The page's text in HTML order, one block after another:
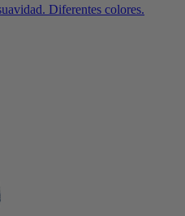
Diferentes colores.